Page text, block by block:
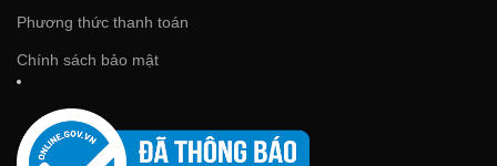
Phương thức thanh toán
Chính sách bảo mật